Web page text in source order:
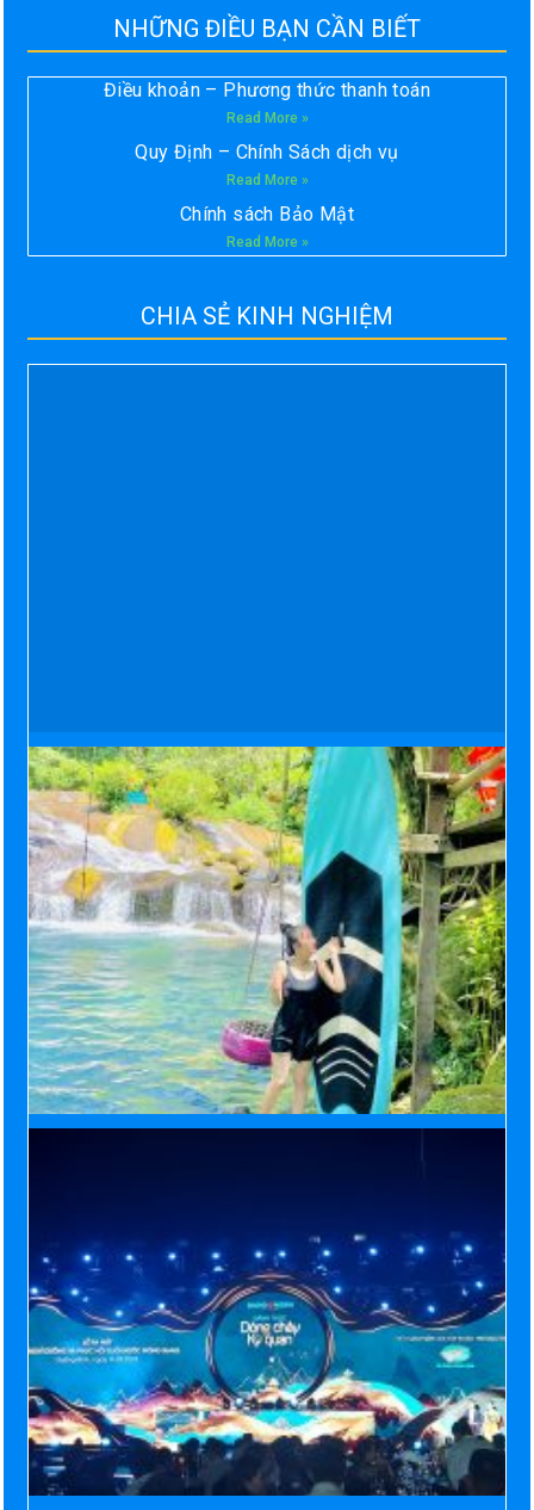
NHỮNG ĐIỀU BẠN CẦN BIẾT
Điều khoản – Phương thức thanh toán
Read More »
Quy Định – Chính Sách dịch vụ
Read More »
Chính sách Bảo Mật
Read More »
CHIA SẺ KINH NGHIỆM